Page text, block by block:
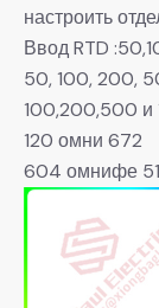
настроить
Ввод RTD
50, 100, 200,
100,200,500 и
120 омни 672
604 омнифе